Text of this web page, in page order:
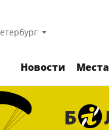
Новости Места